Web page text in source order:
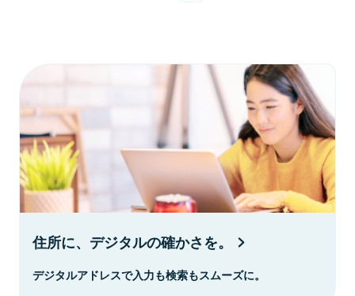
住所に、デジタルの確かさを。
デジタルアドレスで入力も検索もスムーズに。